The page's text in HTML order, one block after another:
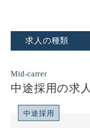
求人の種類
中途採用の求人
中途採用